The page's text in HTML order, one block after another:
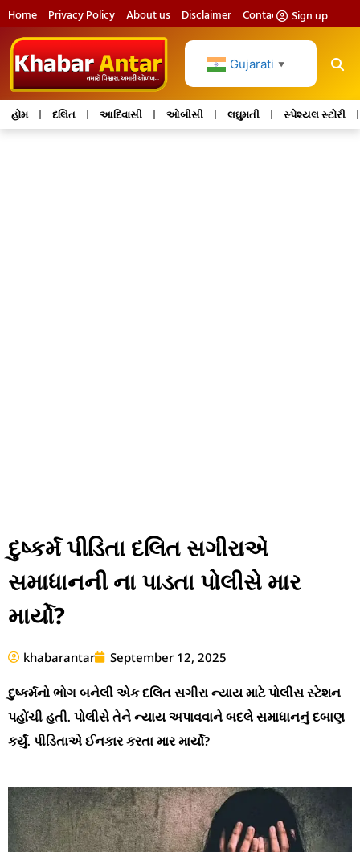
Home Privacy Policy About us Disclaimer Contact usSign up
Gujarati ▼
હોમ દલિત આદિવાસી ઓબીસી લઘુમતી સ્પેશ્યલ સ્ટોરી
દુષ્કર્મ પીડિતા દલિત સગીરાએ
સમાધાનની ના પાડતા પોલીસે માર
માર્યો?
khabarantar September 12, 2025
દુષ્કર્મનો ભોગ બનેલી એક દલિત સગીરા ન્યાય માટે પોલીસ સ્ટેશન
પહોંચી હતી. પોલીસે તેને ન્યાય અપાવવાને બદલે સમાધાનનું દબાણ
કર્યું. પીડિતાએ ઈનકાર કરતા માર માર્યો?